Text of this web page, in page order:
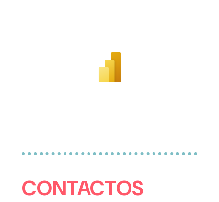
CONTACTOS